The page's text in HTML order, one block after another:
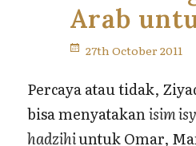
Arab
27th October 2011
Percaya atau tidak,
bisa menyatakanisim
hadzihiuntuk Omar,